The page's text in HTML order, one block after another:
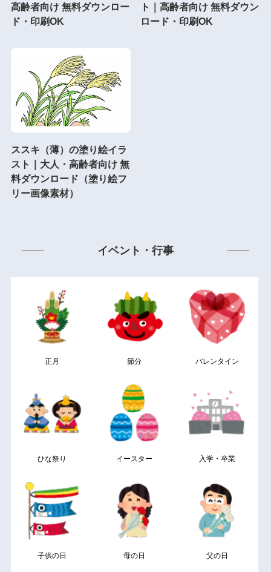
高齢者向け 無料ダウンロー
ド・印刷OK
ト｜高齢者向け 無料ダウン
ロード・印刷OK
ススキ（薄）の塗り絵イラ
スト｜大人・高齢者向け 無
料ダウンロード（塗り絵フ
リー画像素材）
イベント・行事
正月 節分 バレンタイン
ひな祭り イースター 入学・卒業
子供の日 母の日 父の日